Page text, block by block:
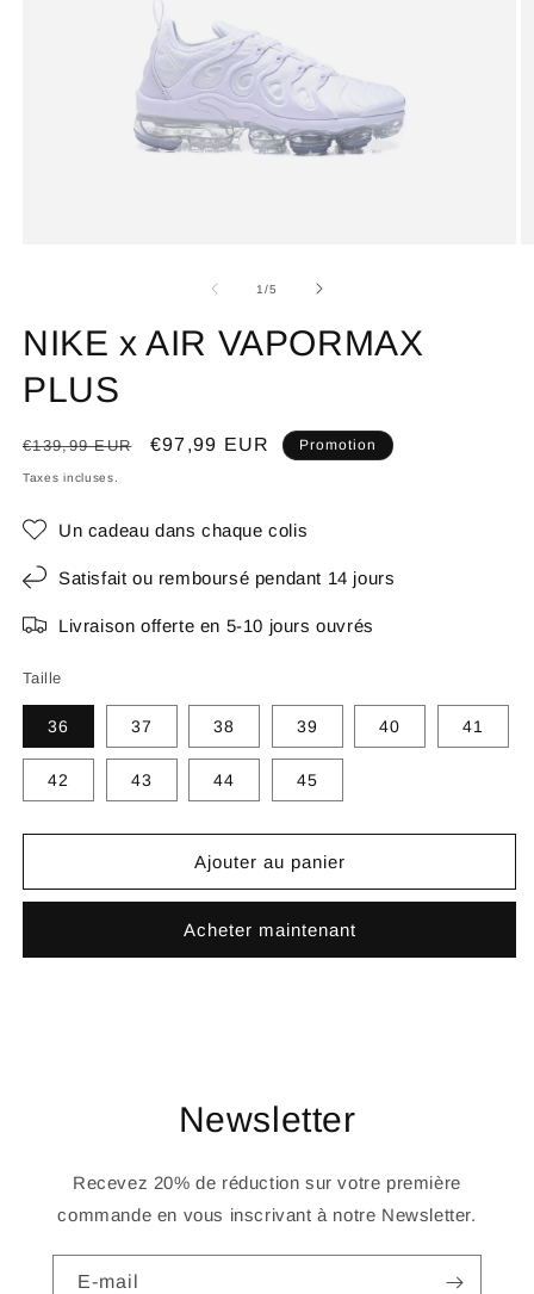
1/de
5
NIKE x AIR VAPORMAX
PLUS
Prix
habituel
€139,99 EUR
Prix
€97,99 EUR Promotion
Taxes incluses.
Un cadeau dans chaque colis
Satisfait ou remboursé pendant 14 jours
Livraison offerte en 5-10 jours ouvrés
Taille
36 37 38 39 40 41
42 43 44 45
Ajouter au panier
Acheter maintenant
Newsletter
Recevez 20% de réduction sur votre première
commande en vous inscrivant à notre Newsletter.
E-mail